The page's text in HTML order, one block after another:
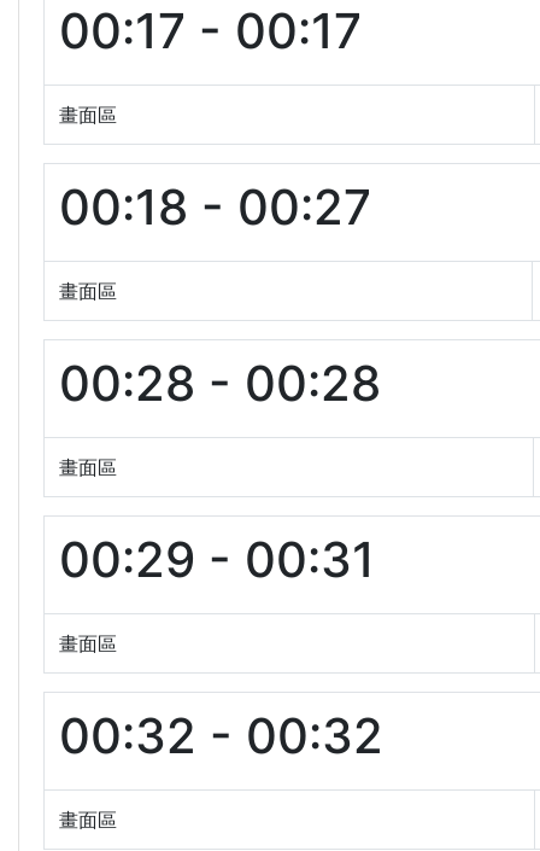
00:17 - 00:17
畫面區
00:18 - 00:27
畫面區
00:28 - 00:28
畫面區
00:29 - 00:31
畫面區
00:32 - 00:32
畫面區